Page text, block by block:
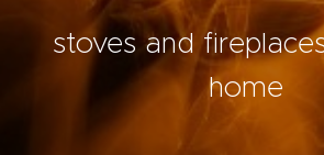
stoves and
home